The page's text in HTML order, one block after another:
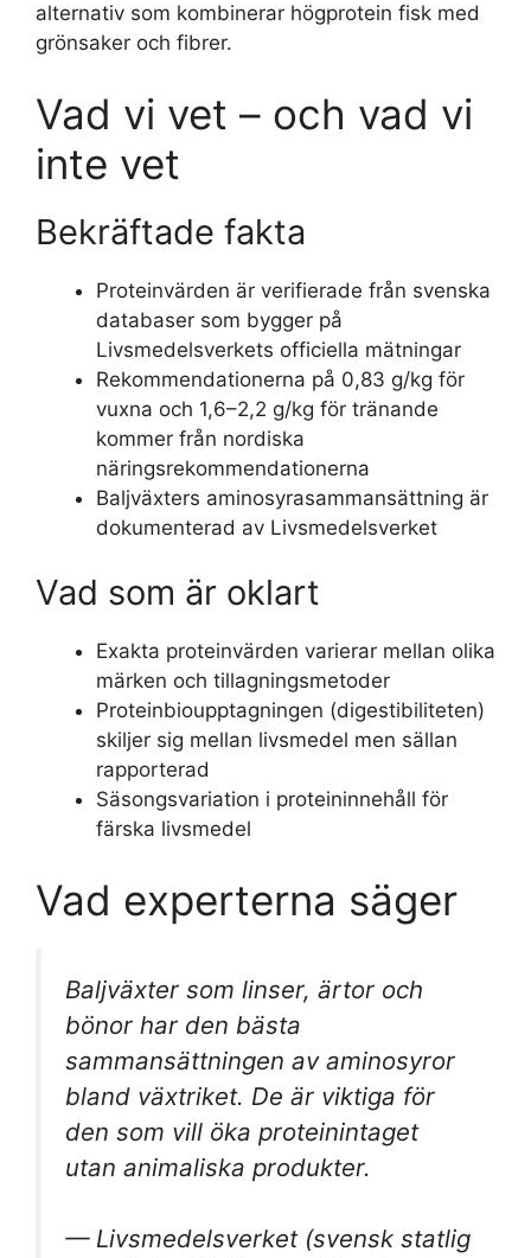
alternativ som kombinerar högprotein fisk med
grönsaker och fibrer.
Vad vi vet – och vad vi
inte vet
Bekräftade fakta
Proteinvärden är verifierade från svenska
databaser som bygger på
Livsmedelsverkets officiella mätningar
Rekommendationerna på 0,83 g/kg för
vuxna och 1,6–2,2 g/kg för tränande
kommer från nordiska
näringsrekommendationerna
Baljväxters aminosyrasammansättning är
dokumenterad av Livsmedelsverket
Vad som är oklart
Exakta proteinvärden varierar mellan olika
märken och tillagningsmetoder
Proteinbioupptagningen (digestibiliteten)
skiljer sig mellan livsmedel men sällan
rapporterad
Säsongsvariation i proteininnehåll för
färska livsmedel
Vad experterna säger
Baljväxter som linser, ärtor och
bönor har den bästa
sammansättningen av aminosyror
bland växtriket. De är viktiga för
den som vill öka proteinintaget
utan animaliska produkter.
— Livsmedelsverket (svensk statlig